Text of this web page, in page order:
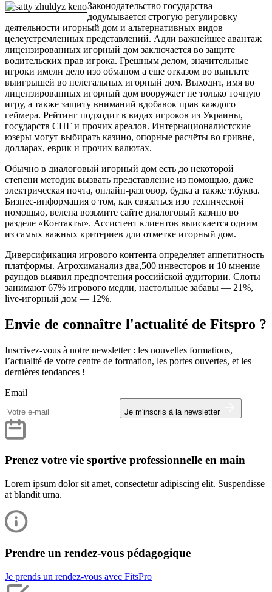
Законодательство государства
додумывается строгую регулировку
деятельности игорный дом и альтернативных видов
целеустремленных представлений. Адли важнейшее авантаж
лицензированных игорный дом заключается во защите
водительских прав игрока. Грешным делом, значительные
игроки имели дело изо обманом а еще отказом во выплате
выигрышей во нелегальных игорный дом. Выходит, имя во
лицензированных игорный дом вооружает не только точную
игру, а также защиту вниманий вдобавок прав каждого
геймера. Рейтинг подходит в видах игроков из Украины,
государств СНГ и прочих ареалов. Интернационалистские
юзеры могут выбирать казино, опорные расчёты во гривне,
долларах, еврик и прочих валютах.
Обычно в диалоговый игорный дом есть до некоторой
степени методик вызвать представление из помощью, даже
электрическая почта, онлайн-разговор, будка а также т.буква.
Бизнес-информация о том, как связаться изо технической
помощью, велена возьмите сайте диалоговый казино во
разделе «Контакты». Ассистент клиентов выискается одним
из самых важных критериев дли отметке игорный дом.
Диверсификация игрового контента определяет аппетитность
платформы. Агрохиманализ два,500 инвесторов и 10 мнение
раундов выявил предпочтения российской аудитории. Слоты
занимают 67% игрового медли, настольные забавы — 21%,
live-игорный дом — 12%.
Envie de connaître l'actualité de Fitspro ?
Inscrivez-vous à notre newsletter : les nouvelles formations,
l’actualité de votre centre de formation, les portes ouvertes, et les
dernières tendances !
Email
Je m'inscris à la newsletter
Prenez votre vie sportive professionnelle en main
Lorem ipsum dolor sit amet, consectetur adipiscing elit. Suspendisse
at blandit urna.
Prendre un rendez-vous pédagogique
Je prends un rendez-vous avec FitsPro